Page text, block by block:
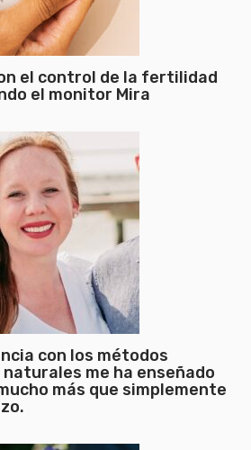
el control de la fertilidad
el monitor Mira
con los métodos
me ha enseñado
más que simplemente